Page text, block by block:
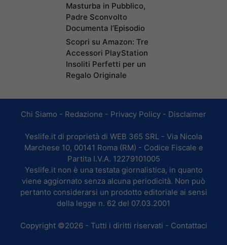
Masturba in Pubblico,
Padre Sconvolto
Documenta l’Episodio
Scopri su Amazon: Tre
Accessori PlayStation
Insoliti Perfetti per un
Regalo Originale
Chi Siamo - Redazione - Privacy Policy - Disclaimer
Yeslife.it di proprietà di WEB 365 SRL - Via Nicola
Marchese 10, 00141 Roma (RM) - Codice Fiscale e
Partita I.V.A. 12279101005
Yeslife.it non è una testata giornalistica, in quanto
viene aggiornato senza alcuna periodicità. Non può
pertanto considerarsi un prodotto editoriale ai sensi
della legge n. 62 del 07.03.2001
Copyright ©2026 - Tutti i diritti riservati - Contattaci